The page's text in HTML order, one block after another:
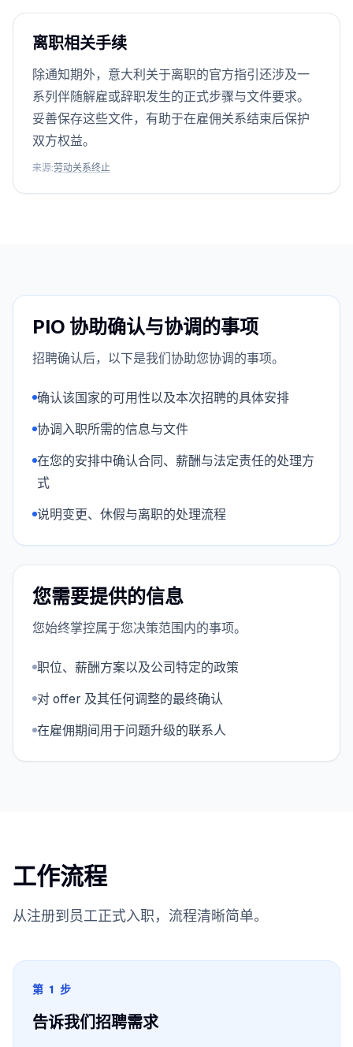
离职相关手续
除通知期外，意大利关于离职的官方指引还涉及一
系列伴随解雇或辞职发生的正式步骤与文件要求。
妥善保存这些文件，有助于在雇佣关系结束后保护
双方权益。
来源:劳动关系终止
PIO 协助确认与协调的事项
PIO 协助确认与协调的事项
招聘确认后，以下是我们协助您协调的事项。
确认该国家的可用性以及本次招聘的具体安排
协调入职所需的信息与文件
在您的安排中确认合同、薪酬与法定责任的处理方
式
说明变更、休假与离职的处理流程
您需要提供的信息
您始终掌控属于您决策范围内的事项。
职位、薪酬方案以及公司特定的政策
对 offer 及其任何调整的最终确认
在雇佣期间用于问题升级的联系人
工作流程
从注册到员工正式入职，流程清晰简单。
第 1 步
告诉我们招聘需求